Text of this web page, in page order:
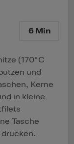
6 Min
(170°C
und
Kerne
in kleine
Tasche